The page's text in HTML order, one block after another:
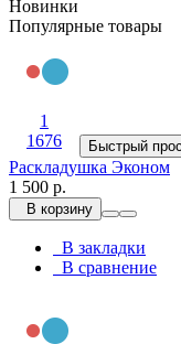
Новинки
Популярные товары
1
1676
Быстрый
Раскладушка Эконом
1 500 р.
В корзину
В закладки
В сравнение